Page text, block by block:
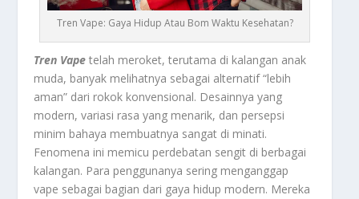
Tren Vape: Gaya Hidup Atau Bom Waktu Kesehatan?
Tren Vape telah meroket, terutama di kalangan anak
muda, banyak melihatnya sebagai alternatif “lebih
aman” dari rokok konvensional. Desainnya yang
modern, variasi rasa yang menarik, dan persepsi
minim bahaya membuatnya sangat di minati.
Fenomena ini memicu perdebatan sengit di berbagai
kalangan. Para penggunanya sering menganggap
vape sebagai bagian dari gaya hidup modern. Mereka